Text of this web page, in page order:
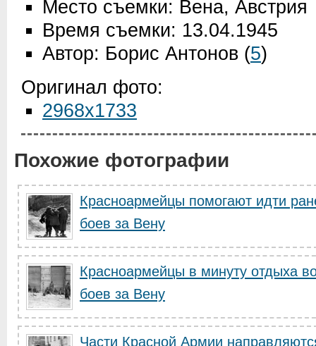
Место съемки: Вена, Австрия
Время съемки: 13.04.1945
Автор: Борис Антонов (5)
Оригинал фото:
2968x1733
Похожие фотографии
Красноармейцы помогают идти
боев за Вену
Красноармейцы в минуту отдыха
боев за Вену
Части Красной Армии